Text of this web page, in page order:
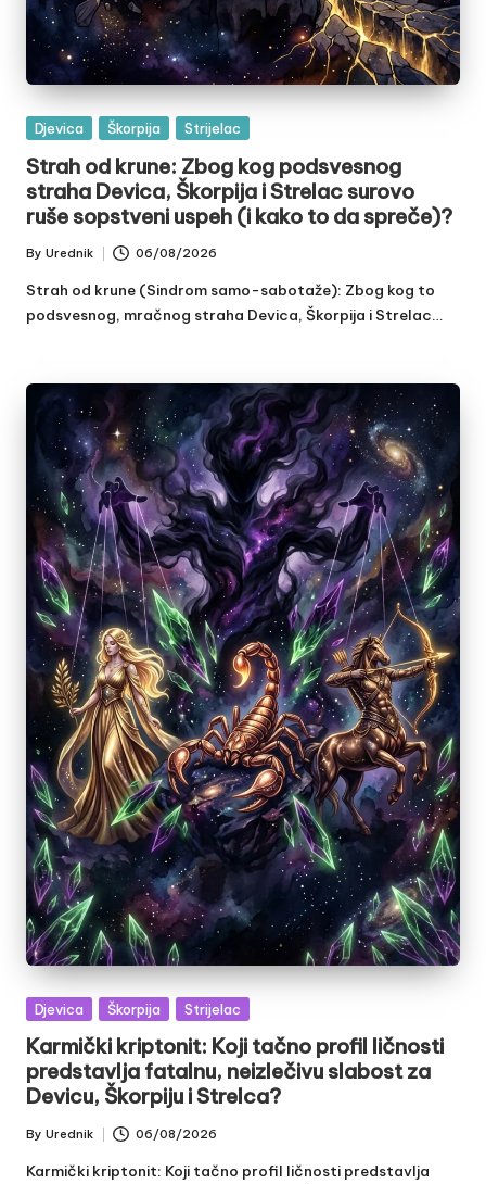
Posted
Djevica Škorpija Strijelac
Strah od krune: Zbog kog podsvesnog
straha Devica, Škorpija i Strelac surovo
ruše sopstveni uspeh (i kako to da spreče)?
Posted
by
By Urednik 06/08/2026
Strah od krune (Sindrom samo-sabotaže): Zbog kog to
podsvesnog, mračnog straha Devica, Škorpija i Strelac…
Posted
Djevica Škorpija Strijelac
Karmički kriptonit: Koji tačno profil ličnosti
predstavlja fatalnu, neizlečivu slabost za
Devicu, Škorpiju i Strelca?
Posted
by
By Urednik 06/08/2026
Karmički kriptonit: Koji tačno profil ličnosti predstavlja